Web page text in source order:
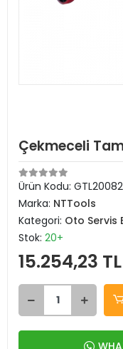
Çekmeceli
Ürün Kodu: GTL20082
Marka: NTTools
Kategori: Oto Servis
Stok: 20+
15.254,23 TL